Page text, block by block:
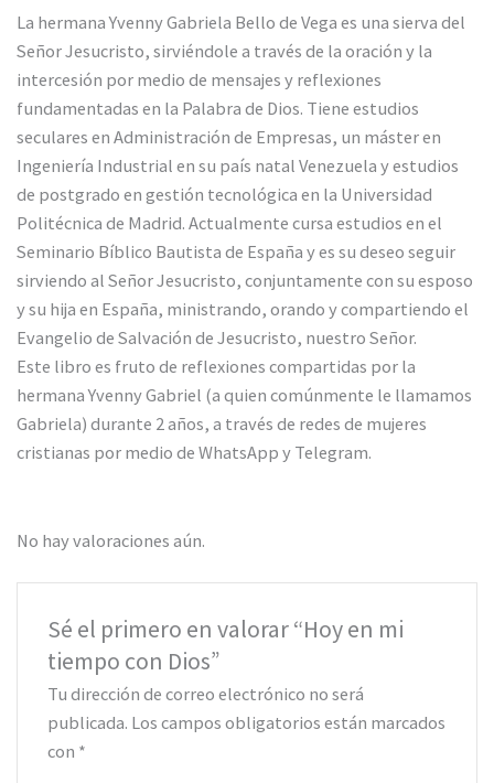
La hermana Yvenny Gabriela Bello de Vega es una sierva del
Señor Jesucristo, sirviéndole a través de la oración y la
intercesión por medio de mensajes y reflexiones
fundamentadas en la Palabra de Dios. Tiene estudios
seculares en Administración de Empresas, un máster en
Ingeniería Industrial en su país natal Venezuela y estudios
de postgrado en gestión tecnológica en la Universidad
Politécnica de Madrid. Actualmente cursa estudios en el
Seminario Bíblico Bautista de España y es su deseo seguir
sirviendo al Señor Jesucristo, conjuntamente con su esposo
y su hija en España, ministrando, orando y compartiendo el
Evangelio de Salvación de Jesucristo, nuestro Señor.
Este libro es fruto de reflexiones compartidas por la
hermana Yvenny Gabriel (a quien comúnmente le llamamos
Gabriela) durante 2 años, a través de redes de mujeres
cristianas por medio de WhatsApp y Telegram.
No hay valoraciones aún.
Sé el primero en valorar “Hoy en mi
tiempo con Dios”
Tu dirección de correo electrónico no será
publicada. Los campos obligatorios están marcados
con *